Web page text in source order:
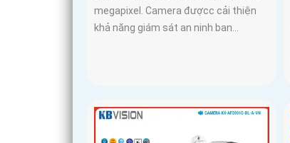
megapixel. Camera đượcc cải thiện
khả năng giám sát an ninh ban...